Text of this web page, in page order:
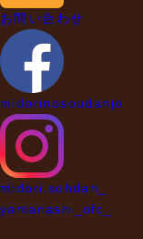
お問い合わせ
midorinosoudanjo
midori.sohdan_
yamanashi_ofc_